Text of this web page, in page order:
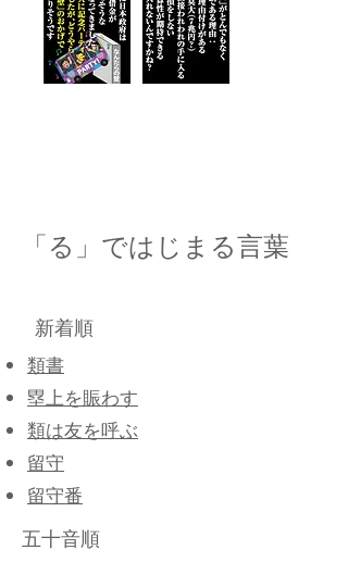
「る」ではじまる言葉
新着順
類書
塁上を賑わす
類は友を呼ぶ
留守
留守番
五十音順